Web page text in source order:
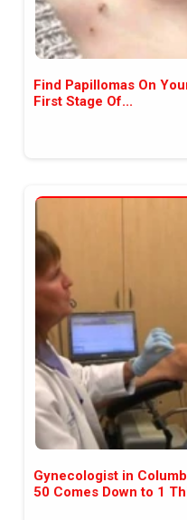
Find Papillomas On
First Stage Of...
Gynecologist in
50 Comes Down to 1